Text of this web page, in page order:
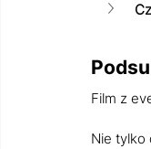
Film z
Nie tylko